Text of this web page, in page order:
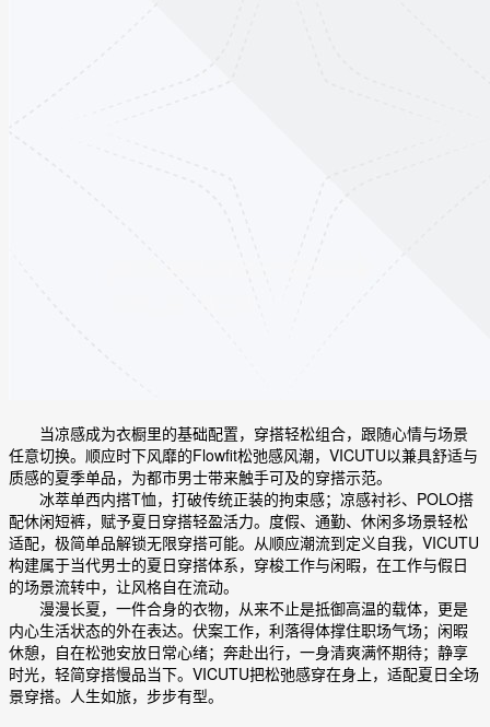
当凉感成为衣橱里的基础配置，穿搭轻松组合，跟随心情与场景
任意切换。顺应时下风靡的Flowfit松弛感风潮，VICUTU以兼具舒适与
质感的夏季单品，为都市男士带来触手可及的穿搭示范。
冰萃单西内搭T恤，打破传统正装的拘束感；凉感衬衫、POLO搭
配休闲短裤，赋予夏日穿搭轻盈活力。度假、通勤、休闲多场景轻松
适配，极简单品解锁无限穿搭可能。从顺应潮流到定义自我，VICUTU
构建属于当代男士的夏日穿搭体系，穿梭工作与闲暇，在工作与假日
的场景流转中，让风格自在流动。
漫漫长夏，一件合身的衣物，从来不止是抵御高温的载体，更是
内心生活状态的外在表达。伏案工作，利落得体撑住职场气场；闲暇
休憩，自在松弛安放日常心绪；奔赴出行，一身清爽满怀期待；静享
时光，轻简穿搭慢品当下。VICUTU把松弛感穿在身上，适配夏日全场
景穿搭。人生如旅，步步有型。